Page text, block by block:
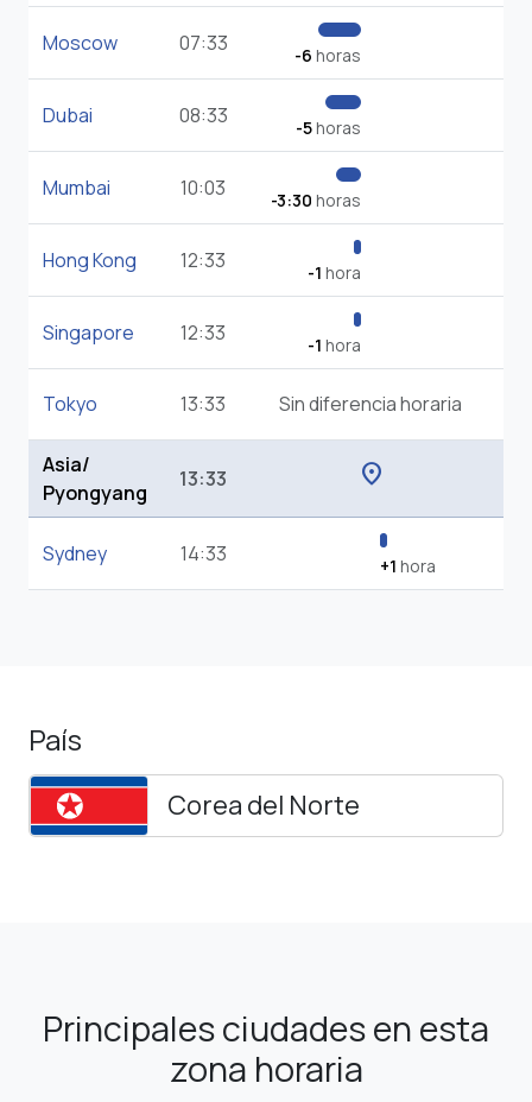
Moscow 07:33 -6 horas
Dubai 08:33 -5horas
Mumbai 10:03 -3:30 horas
Hong Kong 12:33 -1 hora
Singapore 12:33 -1 hora
Tokyo 13:33 Sin diferencia horaria
Asia/
Pyongyang
13:33 location_on
Sydney 14:33 +1 hora
País
Corea del Norte
Principales ciudades en esta
zona horaria